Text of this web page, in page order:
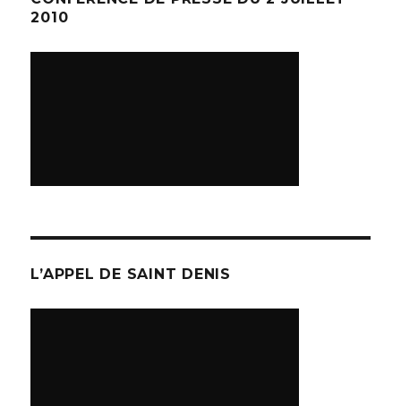
2010
L’APPEL DE SAINT DENIS